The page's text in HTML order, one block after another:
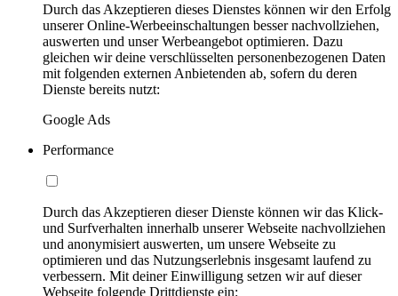
Durch das Akzeptieren dieses Dienstes können wir den Erfolg
unserer Online-Werbeeinschaltungen besser nachvollziehen,
auswerten und unser Werbeangebot optimieren. Dazu
gleichen wir deine verschlüsselten personenbezogenen Daten
mit folgenden externen Anbietenden ab, sofern du deren
Dienste bereits nutzt:
Google Ads
Performance
Durch das Akzeptieren dieser Dienste können wir das Klick-
und Surfverhalten innerhalb unserer Webseite nachvollziehen
und anonymisiert auswerten, um unsere Webseite zu
optimieren und das Nutzungserlebnis insgesamt laufend zu
verbessern. Mit deiner Einwilligung setzen wir auf dieser
Webseite folgende Drittdienste ein: